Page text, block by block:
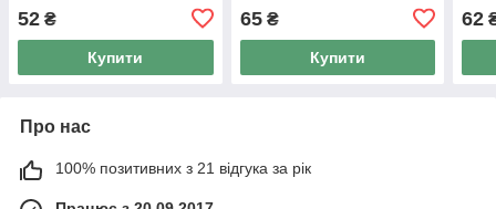
52 ₴
Купити
65₴
Купити
62
Про нас
100% позитивних з 21 відгука за рік